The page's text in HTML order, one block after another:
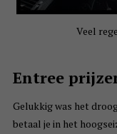
Veel
Entree
Gelukkig was het
betaal je in het